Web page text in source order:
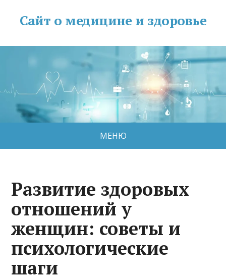
Сайт о медицине и здоровье
МЕНЮ
Развитие здоровых
отношений у
женщин: советы и
психологические
шаги